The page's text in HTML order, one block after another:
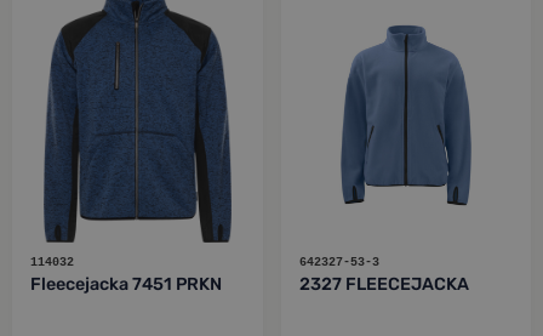
114032
Fleecejacka 7451 PRKN
642327-53-3
2327 FLEECEJACKA